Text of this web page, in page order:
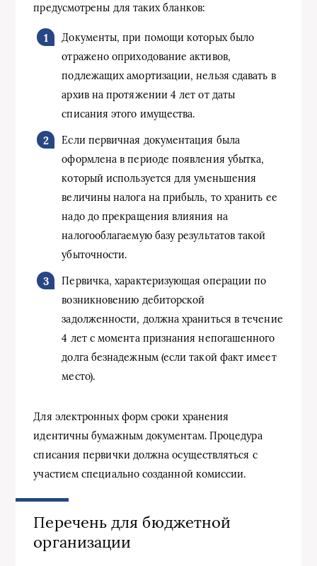
предусмотрены для таких бланков:
Документы, при помощи которых было
отражено оприходование активов,
подлежащих амортизации, нельзя сдавать в
архив на протяжении 4 лет от даты
списания этого имущества.
Если первичная документация была
оформлена в периоде появления убытка,
который используется для уменьшения
величины налога на прибыль, то хранить ее
надо до прекращения влияния на
налогооблагаемую базу результатов такой
убыточности.
Первичка, характеризующая операции по
возникновению дебиторской
задолженности, должна храниться в течение
4 лет с момента признания непогашенного
долга безнадежным (если такой факт имеет
место).
Для электронных форм сроки хранения
идентичны бумажным документам. Процедура
списания первички должна осуществляться с
участием специально созданной комиссии.
Перечень для бюджетной
организации